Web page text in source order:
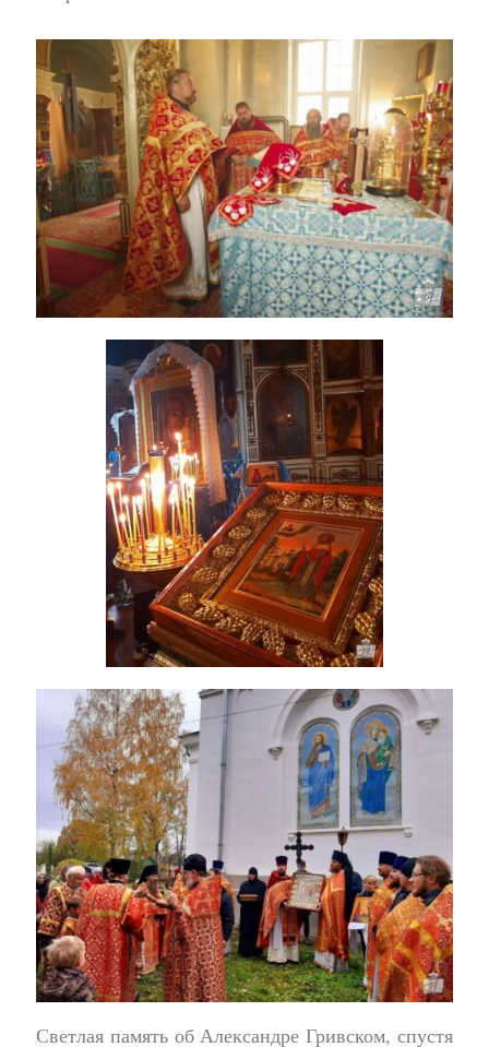
Светлая память об Александре Гривском, спустя